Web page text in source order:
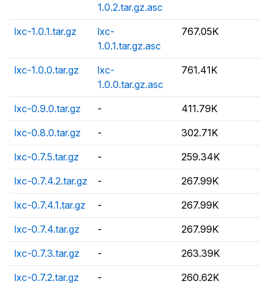
1.0.2.tar.gz.asc
lxc-1.0.1.tar.gz
lxc-
1.0.1.tar.gz.asc
767.05K
lxc-1.0.0.tar.gz
lxc-
1.0.0.tar.gz.asc
761.41K
lxc-0.9.0.tar.gz -
411.79K
lxc-0.8.0.tar.gz
-
302.71K
lxc-0.7.5.tar.gz
-
259.34K
lxc-0.7.4.2.tar.gz
-
267.99K
lxc-0.7.4.1.tar.gz
-
267.99K
lxc-0.7.4.tar.gz
-
267.99K
lxc-0.7.3.tar.gz
-
263.39K
lxc-0.7.2.tar.gz
-
260.62K